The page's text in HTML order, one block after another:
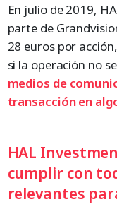
En julio de 2019,
parte de
28 euros por
si la operación no
medios de
transacción en
HAL
cumplir con
relevantes